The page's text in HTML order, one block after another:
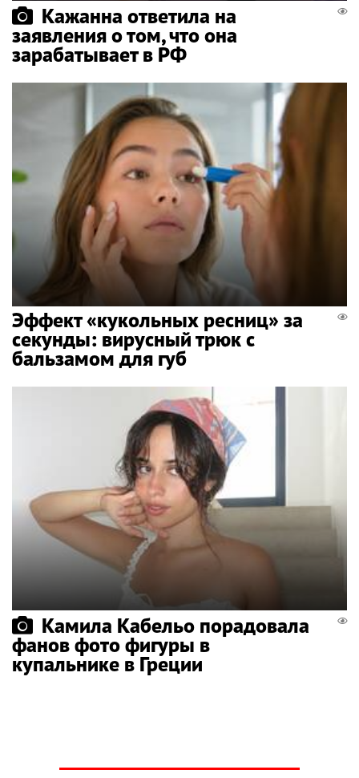
Кажанна ответила на
заявления о том, что она
зарабатывает в РФ
Эффект «кукольных ресниц» за
секунды: вирусный трюк с
бальзамом для губ
Камила Кабельо порадовала
фанов фото фигуры в
купальнике в Греции